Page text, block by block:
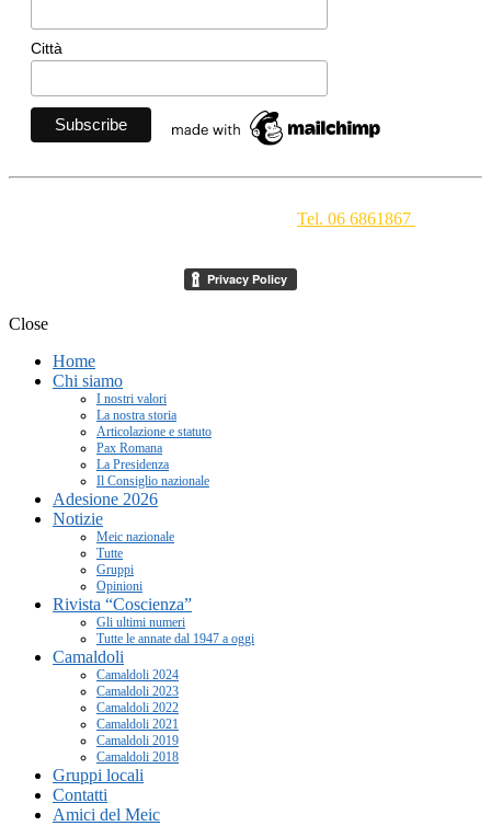
Città
Tel. 06 6861867
Close
Home
Chi siamo
I nostri valori
La nostra storia
Articolazione e statuto
Pax Romana
La Presidenza
Il Consiglio nazionale
Adesione 2026
Notizie
Meic nazionale
Tutte
Gruppi
Opinioni
Rivista “Coscienza”
Gli ultimi numeri
Tutte le annate dal 1947 a oggi
Camaldoli
Camaldoli 2024
Camaldoli 2023
Camaldoli 2022
Camaldoli 2021
Camaldoli 2019
Camaldoli 2018
Gruppi locali
Contatti
Amici del Meic